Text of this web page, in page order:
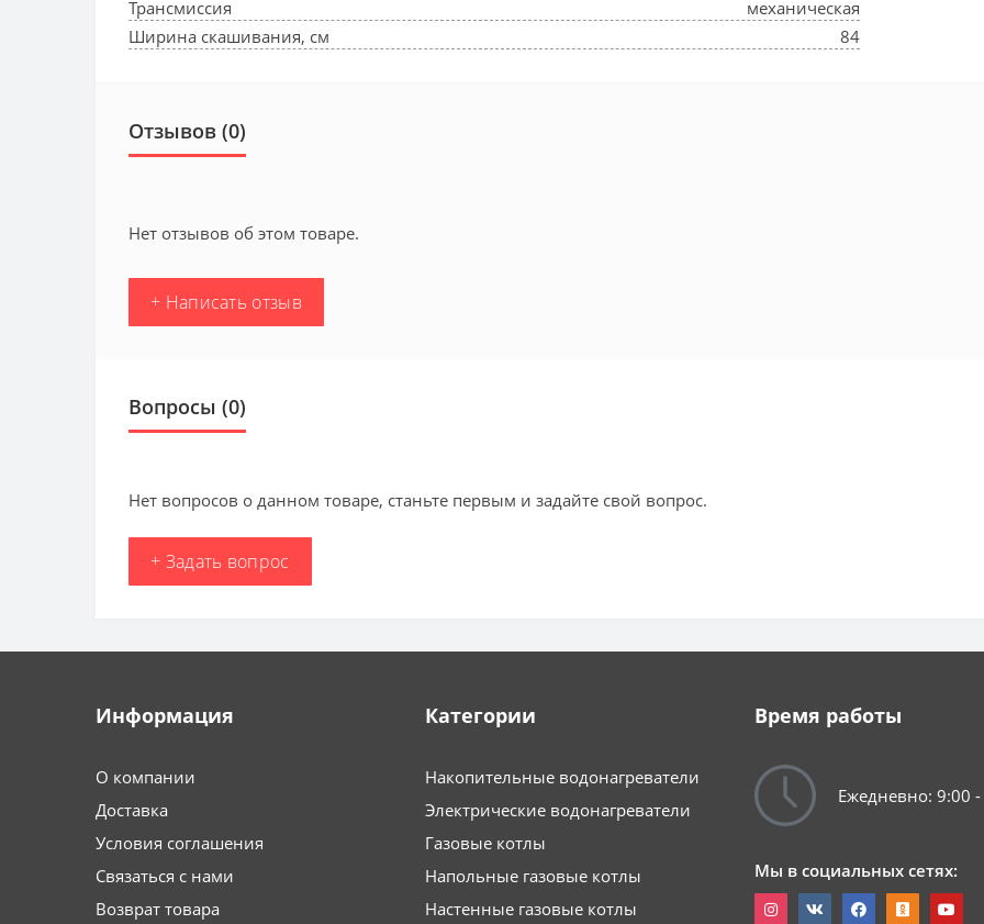
Трансмиссия
механическая
Ширина скашивания, см
84
Отзывов (0)
Нет отзывов об этом товаре.
+ Написать отзыв
Вопросы (0)
Нет вопросов о данном товаре, станьте первым и задайте свой вопрос.
+ Задать вопрос
Информация
О компании
Доставка
Условия соглашения
Связаться с нами
Возврат товара
Категории
Накопительные водонагреватели
Электрические водонагреватели
Газовые котлы
Напольные газовые котлы
Настенные газовые котлы
Время работы
Ежедневно: 9:00
Мы в социальных сетях: